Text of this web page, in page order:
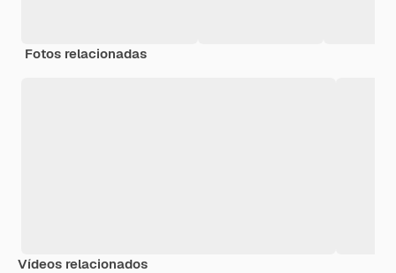
Fotos relacionadas
Vídeos relacionados